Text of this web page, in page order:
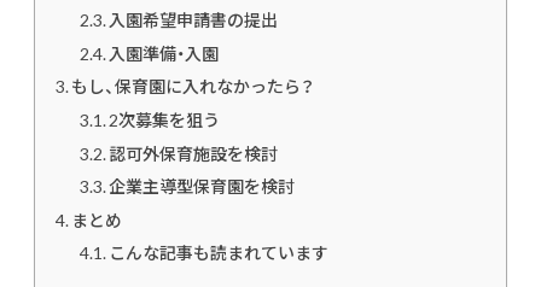
入園希望申請書の提出
入園準備・入園
もし、保育園に入れなかったら？
2次募集を狙う
認可外保育施設を検討
企業主導型保育園を検討
まとめ
こんな記事も読まれています